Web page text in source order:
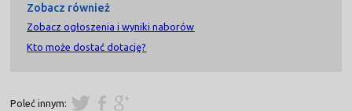
Zobacz również
Zobacz ogłoszenia i wyniki naborów
Kto może dostać dotację?
Poleć innym: